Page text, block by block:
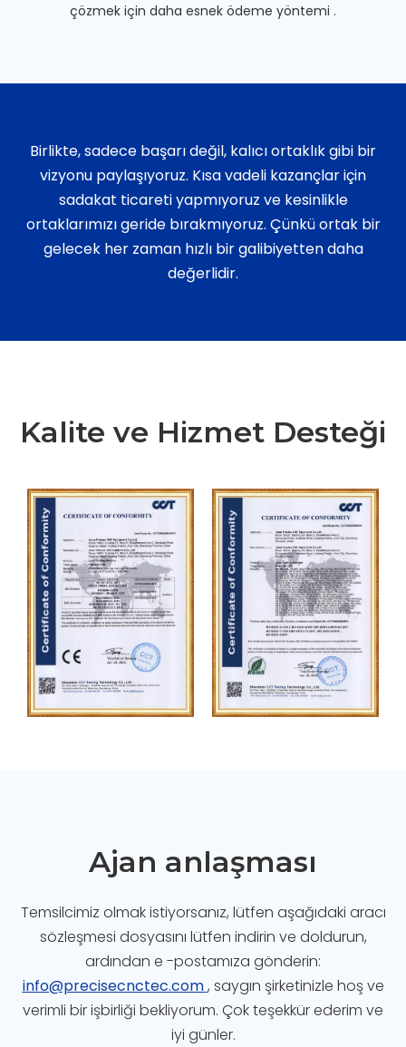
çözmek için daha esnek ödeme yöntemi .
Birlikte, sadece başarı değil, kalıcı ortaklık gibi bir
vizyonu paylaşıyoruz. Kısa vadeli kazançlar için
sadakat ticareti yapmıyoruz ve kesinlikle
ortaklarımızı geride bırakmıyoruz. Çünkü ortak bir
gelecek her zaman hızlı bir galibiyetten daha
değerlidir.
Kalite ve Hizmet Desteği
Ajan anlaşması
Temsilcimiz olmak istiyorsanız, lütfen aşağıdaki aracı
sözleşmesi dosyasını lütfen indirin ve doldurun,
ardından e -postamıza gönderin:
info@precisecnctec.com, saygın şirketinizle hoş ve
verimli bir işbirliği bekliyorum. Çok teşekkür ederim ve
iyi günler.